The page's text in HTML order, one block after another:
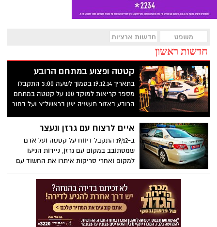
משפט חדשות ארציות
חדשות ראשון
קטטה ופצוע במתחם הרובע
בתאריך 19.12.14 בסמוך לשעה 3:00 התקבלו
מספר קריאות למוקד 100 על קטטה במתחם
הרובע באזור תעשיה ישן בראשל"צ ועל בחור
איים לרצוח עם גרזן ונעצר
ב-19/12 התקבל דיווח על קטטה ועל אדם
שמסתובב במקום עם גרזן, ניידות הגיעו
למקום ואחרי סריקות איתרו את החשוד עם